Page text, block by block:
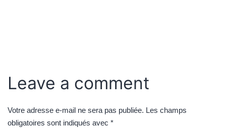
Leave a comment
Votre adresse e-mail ne sera pas publiée. Les champs
obligatoires sont indiqués avec *